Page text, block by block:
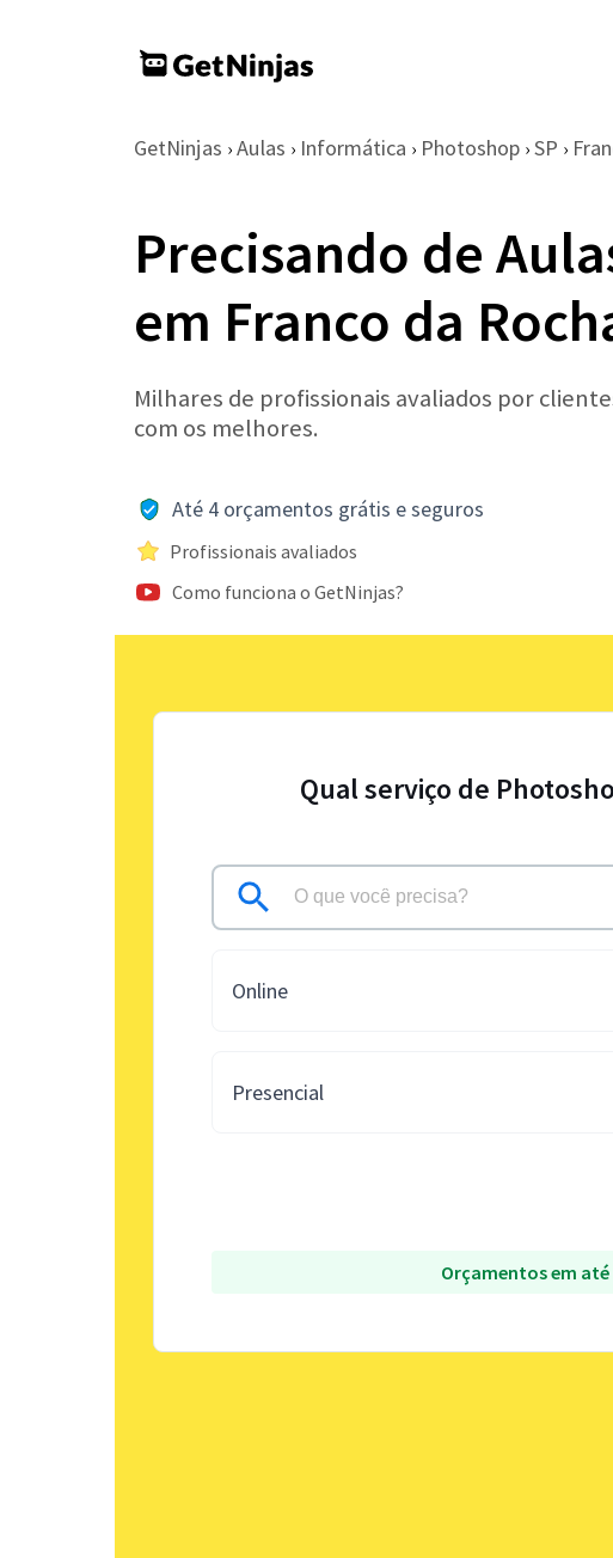
GetNinjas › Aulas › Informática › Photoshop › SP ›
Precisando de
em Franco da
Milhares de profissionais avaliados por
com os melhores.
Até 4 orçamentos grátis e seguros
Profissionais avaliados
Como funciona o GetNinjas?
Qual serviço de
Online
Presencial
Orçamentos em